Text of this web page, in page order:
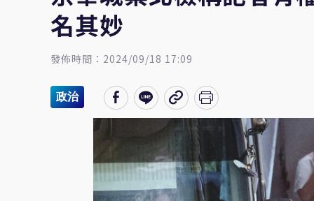
名其妙
發佈時間：2024/09/18 17:09
政治